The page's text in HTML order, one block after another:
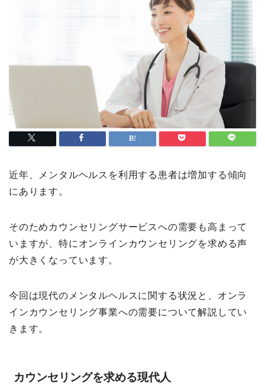
近年、メンタルヘルスを利用する患者は増加する傾向
にあります。
そのためカウンセリングサービスへの需要も高まって
いますが、特にオンラインカウンセリングを求める声
が大きくなっています。
今回は現代のメンタルヘルスに関する状況と、オンラ
インカウンセリング事業への需要について解説してい
きます。
カウンセリングを求める現代人